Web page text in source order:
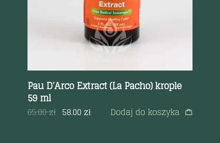
Pau D’Arco Extract (La Pacho) krople
59 ml
65.00zł 58.00zł Dodaj do koszyka